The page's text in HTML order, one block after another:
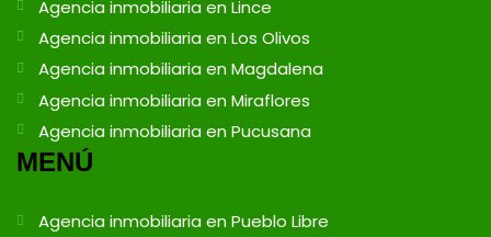
Agencia inmobiliaria en Lince
Agencia inmobiliaria en Los Olivos
Agencia inmobiliaria en Magdalena
Agencia inmobiliaria en Miraflores
Agencia inmobiliaria en Pucusana
MENÚ
Agencia inmobiliaria en Pueblo Libre